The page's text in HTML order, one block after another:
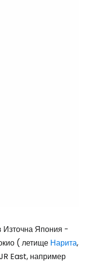
Източна Япония -
( летище Нарита,
East, например